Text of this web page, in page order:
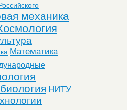
механика
Математика
НИТУ